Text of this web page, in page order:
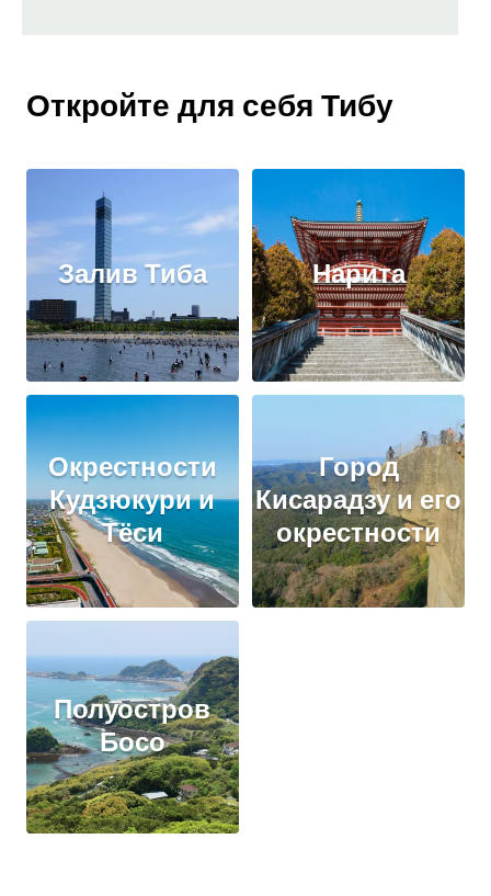
Откройте для себя Тибу
Залив Тиба Нарита
Окрестности
Кудзюкури и
Тёси
Город
Кисарадзу и его
окрестности
Полуостров
Босо